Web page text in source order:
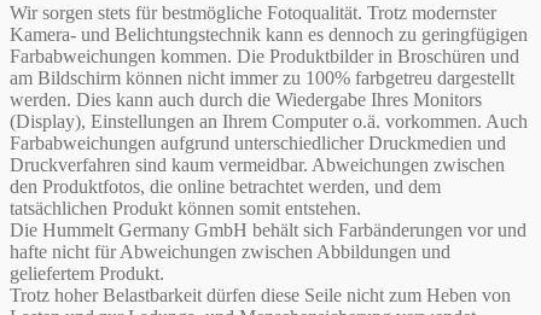
Wir sorgen stets für bestmögliche Fotoqualität. Trotz modernster
Kamera- und Belichtungstechnik kann es dennoch zu geringfügigen
Farbabweichungen kommen. Die Produktbilder in Broschüren und
am Bildschirm können nicht immer zu 100% farbgetreu dargestellt
werden. Dies kann auch durch die Wiedergabe Ihres Monitors
(Display), Einstellungen an Ihrem Computer o.ä. vorkommen. Auch
Farbabweichungen aufgrund unterschiedlicher Druckmedien und
Druckverfahren sind kaum vermeidbar. Abweichungen zwischen
den Produktfotos, die online betrachtet werden, und dem
tatsächlichen Produkt können somit entstehen.
Die Hummelt Germany GmbH behält sich Farbänderungen vor und
hafte nicht für Abweichungen zwischen Abbildungen und
geliefertem Produkt.
Trotz hoher Belastbarkeit dürfen diese Seile nicht zum Heben von